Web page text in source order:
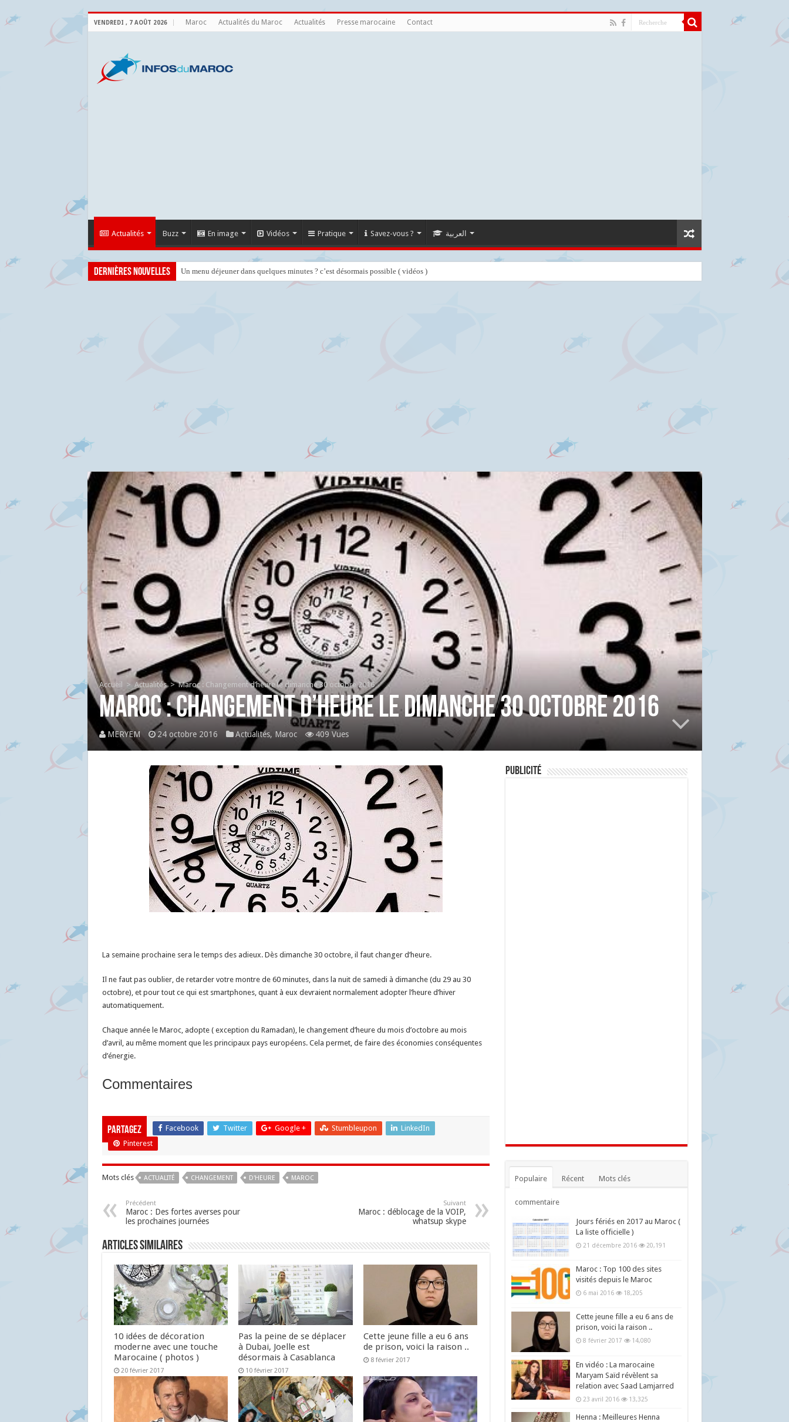
VENDREDI , 7 AOÛT 2026 Maroc Actualités du Maroc Actualités Presse marocaine Contact
Actualités Buzz En image Vidéos Pratique Savez-vous ? العربية
Dernières nouvelles Un menu déjeuner dans quelques minutes ? c’est désormais possible ( vidéos )
Accueil > Actualités > Maroc : Changement d’heure le dimanche 30 octobre 2016
Maroc : Changement d’heure le dimanche 30 octobre 2016
MERYEM 24 octobre 2016 Actualités, Maroc 409 Vues
La semaine prochaine sera le temps des adieux. Dès dimanche 30 octobre, il faut changer d’heure.
Il ne faut pas oublier, de retarder votre montre de 60 minutes, dans la nuit de samedi à dimanche (du 29 au 30
octobre), et pour tout ce qui est smartphones, quant à eux devraient normalement adopter l’heure d’hiver
automatiquement.
Chaque année le Maroc, adopte ( exception du Ramadan), le changement d’heure du mois d’octobre au mois
d’avril, au même moment que les principaux pays européens. Cela permet, de faire des économies conséquentes
d’énergie.
Commentaires
Partagez Facebook Twitter Google + Stumbleupon
LinkedIn
Pinterest
Mots clés ACTUALITÉ CHANGEMENT D'HEURE MAROC
Précédent
Maroc : Des fortes averses pour
les prochaines journées
Suivant
Maroc : déblocage de la VOIP,
whatsup skype
Articles similaires
10 idées de décoration
moderne avec une touche
Marocaine ( photos )
20 février 2017
Pas la peine de se déplacer
à Dubai, Joelle est
désormais à Casablanca
10 février 2017
Cette jeune fille a eu 6 ans
de prison, voici la raison ..
8 février 2017
Publicité
Populaire Récent Mots clés
commentaire
Jours fériés en 2017 au Maroc (
La liste officielle )
21 décembre 2016 20,191
Maroc : Top 100 des sites
visités depuis le Maroc
6 mai 2016 18,205
Cette jeune fille a eu 6 ans de
prison, voici la raison ..
8 février 2017 14,080
En vidéo : La marocaine
Maryam Saïd révèlent sa
relation avec Saad Lamjarred
23 avril 2016 13,325
Henna : Meilleures Henna